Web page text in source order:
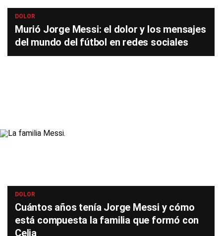
DOLOR
Murió Jorge Messi: el dolor y los mensajes
del mundo del fútbol en redes sociales
DOLOR
Cuántos años tenía Jorge Messi y cómo
está compuesta la familia que formó con
Celia